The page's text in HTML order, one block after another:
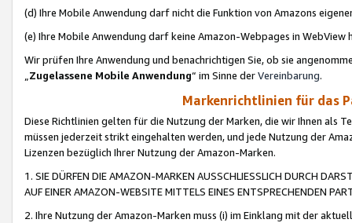
(d) Ihre Mobile Anwendung darf nicht die Funktion von Amazons
(e) Ihre Mobile Anwendung darf keine Amazon-Webpages in WebView
Wir prüfen Ihre Anwendung und benachrichtigen Sie, ob sie
„Zugelassene Mobile Anwendung“ im Sinne derVereinbarung.
Markenrichtlinien für das
Diese Richtlinien gelten für die Nutzung der Marken, die wir Ihnen als
müssen jederzeit strikt eingehalten werden, und jede Nutzung der
Lizenzen bezüglich Ihrer Nutzung der Amazon-Marken.
1. SIE DÜRFEN DIE AMAZON-MARKEN AUSSCHLIESSLICH DURCH
AUF EINER AMAZON-WEBSITE MITTELS EINES ENTSPRECHENDEN
2. Ihre Nutzung der Amazon-Marken muss (i) im Einklang mit der